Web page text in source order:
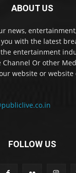
ABOUT US
news,
with the latest
entertainment
Channel Or other
website or
FOLLOW US